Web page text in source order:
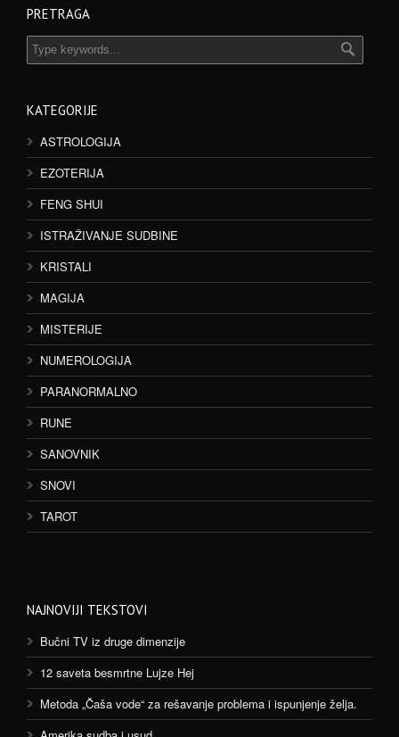
PRETRAGA
KATEGORIJE
ASTROLOGIJA
EZOTERIJA
FENG SHUI
ISTRAŽIVANJE SUDBINE
KRISTALI
MAGIJA
MISTERIJE
NUMEROLOGIJA
PARANORMALNO
RUNE
SANOVNIK
SNOVI
TAROT
NAJNOVIJI TEKSTOVI
Bučni TV iz druge dimenzije
12 saveta besmrtne Lujze Hej
Metoda „Čaša vode“ za rešavanje problema i ispunjenje želja.